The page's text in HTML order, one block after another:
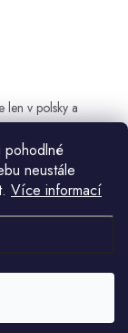
pohodlné
neustále
Více informací
len v polsky a